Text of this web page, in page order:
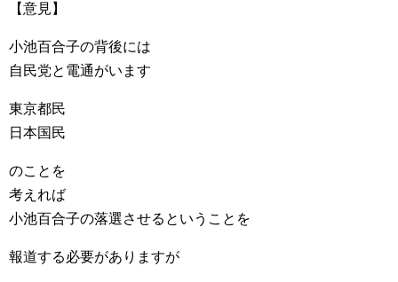
【意見】
小池百合子の背後には
自民党と電通がいます
東京都民
日本国民
のことを
考えれば
小池百合子の落選させるということを
報道する必要がありますが